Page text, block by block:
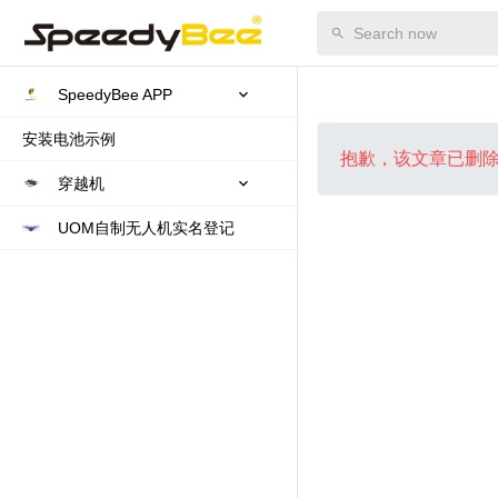
SpeedyBee APP
安装电池示例
穿越机
UOM自制无人机实名登记
抱歉，该文章已删